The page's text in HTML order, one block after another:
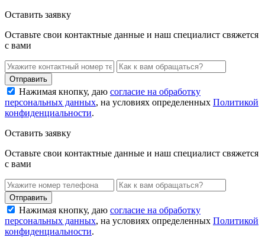
Оставить заявку
Оставьте свои контактные данные и наш специалист свяжется
с вами
Нажимая кнопку, даю согласие на обработку
персональных данных, на условиях определенных Политикой
конфиденциальности.
Оставить заявку
Оставьте свои контактные данные и наш специалист свяжется
с вами
Нажимая кнопку, даю согласие на обработку
персональных данных, на условиях определенных Политикой
конфиденциальности.